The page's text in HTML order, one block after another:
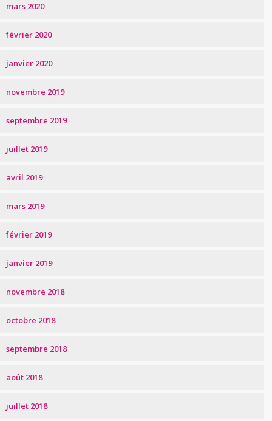
mars 2020
février 2020
janvier 2020
novembre 2019
septembre 2019
juillet 2019
avril 2019
mars 2019
février 2019
janvier 2019
novembre 2018
octobre 2018
septembre 2018
août 2018
juillet 2018